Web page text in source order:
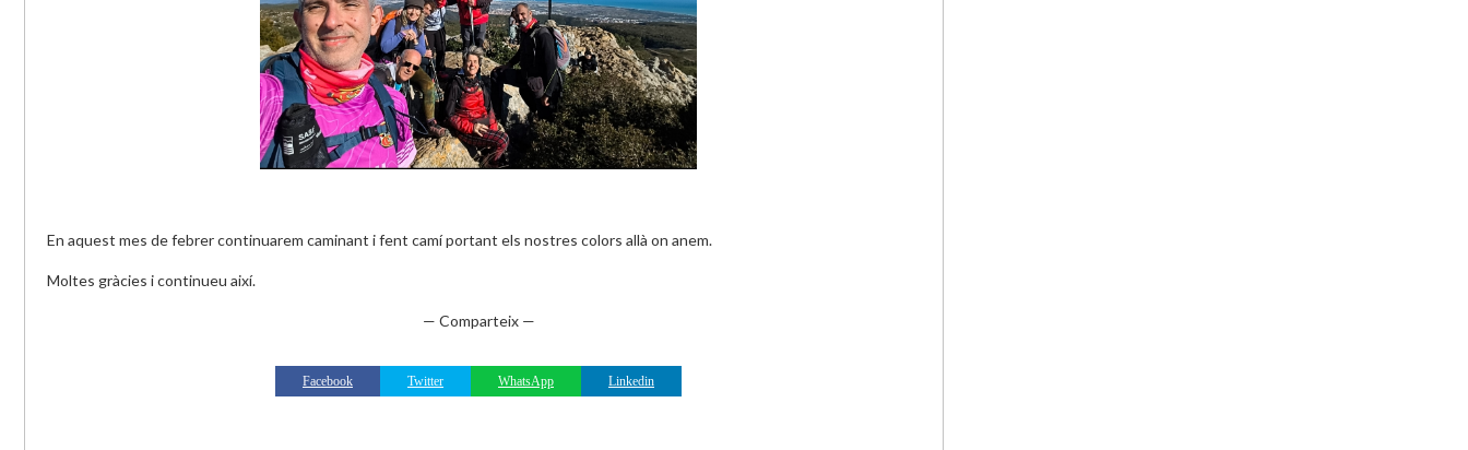
En aquest mes de febrer continuarem caminant i fent camí portant els nostres colors allà on anem.
Moltes gràcies i continueu així.
— Comparteix —
Facebook Twitter WhatsApp Linkedin